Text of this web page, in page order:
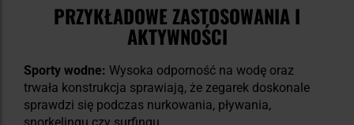
PRZYKŁADOWE ZASTOSOWANIA I
AKTYWNOŚCI
Sporty wodne: Wysoka odporność na wodę oraz
trwała konstrukcja sprawiają, że zegarek doskonale
sprawdzi się podczas nurkowania, pływania,
snorkelingu czy surfingu.